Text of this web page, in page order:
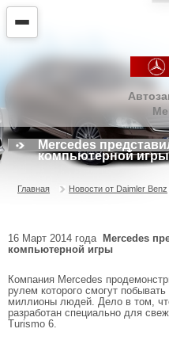
Mercedes
компьютерной игры
Главная Новости от Daimler Benz
16 Март 2014 года Mercedes
компьютерной игры
Компания Mercedes
рулем которого смогут
миллионы людей. Дело в том,
разработан специально для
Turismo 6.